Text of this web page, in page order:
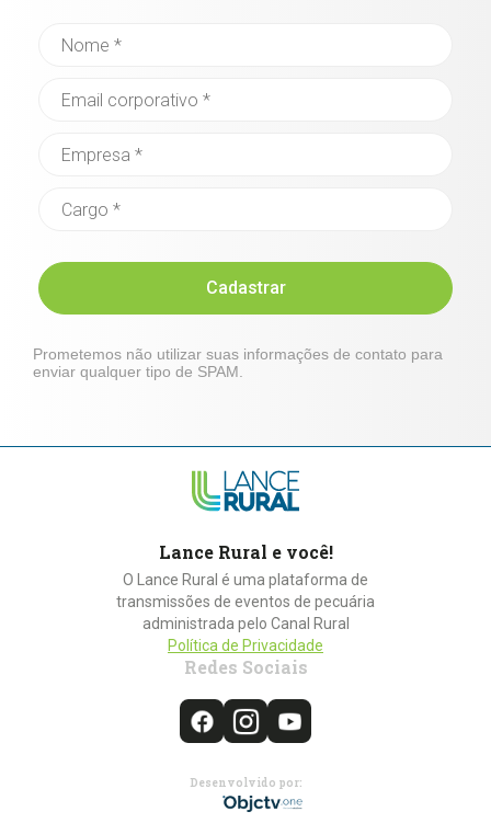
Cadastrar
Prometemos não utilizar suas informações de contato para
enviar qualquer tipo de SPAM.
Lance Rural e você!
O Lance Rural é uma plataforma de
transmissões de eventos de pecuária
administrada pelo Canal Rural
Política de Privacidade
Redes Sociais
Desenvolvido por: